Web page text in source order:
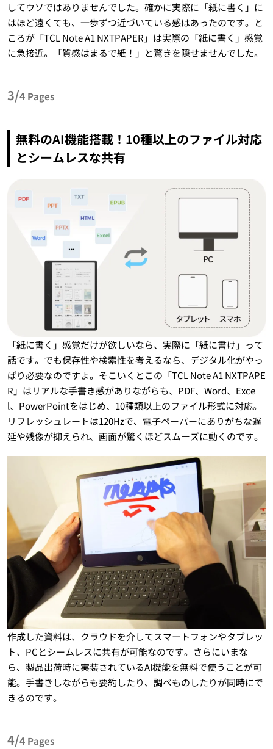
してウソではありませんでした。確かに実際に「紙に書く」に
はほど遠くても、一歩ずつ近づいている感はあったのです。と
ころが「TCL Note A1 NXTPAPER」は実際の「紙に書く」感覚
に急接近。「質感はまるで紙！」と驚きを隠せませんでした。
3/4 Pages
無料のAI機能搭載！10種以上のファイル対応
とシームレスな共有
「紙に書く」感覚だけが欲しいなら、実際に「紙に書け」って
話です。でも保存性や検索性を考えるなら、デジタル化がやっ
ぱり必要なのですよ。そこいくとこの「TCL Note A1 NXTPAPE
R」はリアルな手書き感がありながらも、PDF、Word、Exce
l、PowerPointをはじめ、10種類以上のファイル形式に対応。
リフレッシュレートは120Hzで、電子ペーパーにありがちな遅
延や残像が抑えられ、画面が驚くほどスムーズに動くのです。
作成した資料は、クラウドを介してスマートフォンやタブレッ
ト、PCとシームレスに共有が可能なのです。さらにいまな
ら、製品出荷時に実装されているAI機能を無料で使うことが可
能。手書きしながらも要約したり、調べものしたりが同時にで
きるのです。
4/4 Pages